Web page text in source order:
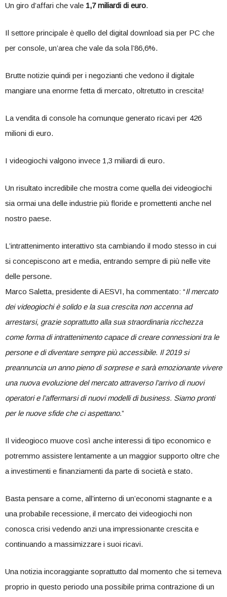
Un giro d’affari che vale 1,7 miliardi di euro.
Il settore principale è quello del digital download sia per PC che
per console, un’area che vale da sola l’86,6%.
Brutte notizie quindi per i negozianti che vedono il digitale
mangiare una enorme fetta di mercato, oltretutto in crescita!
La vendita di console ha comunque generato ricavi per 426
milioni di euro.
I videogiochi valgono invece 1,3 miliardi di euro.
Un risultato incredibile che mostra come quella dei videogiochi
sia ormai una delle industrie più floride e promettenti anche nel
nostro paese.
L’intrattenimento interattivo sta cambiando il modo stesso in cui
si concepiscono art e media, entrando sempre di più nelle vite
delle persone.
Marco Saletta, presidente di AESVI, ha commentato: “Il mercato
dei videogiochi è solido e la sua crescita non accenna ad
arrestarsi, grazie soprattutto alla sua straordinaria ricchezza
come forma di intrattenimento capace di creare connessioni tra le
persone e di diventare sempre più accessibile. Il 2019 si
preannuncia un anno pieno di sorprese e sarà emozionante vivere
una nuova evoluzione del mercato attraverso l’arrivo di nuovi
operatori e l’affermarsi di nuovi modelli di business. Siamo pronti
per le nuove sfide che ci aspettano.”
Il videogioco muove così anche interessi di tipo economico e
potremmo assistere lentamente a un maggior supporto oltre che
a investimenti e finanziamenti da parte di società e stato.
Basta pensare a come, all’interno di un’economi stagnante e a
una probabile recessione, il mercato dei videogiochi non
conosca crisi vedendo anzi una impressionante crescita e
continuando a massimizzare i suoi ricavi.
Una notizia incoraggiante soprattutto dal momento che si temeva
proprio in questo periodo una possibile prima contrazione di un